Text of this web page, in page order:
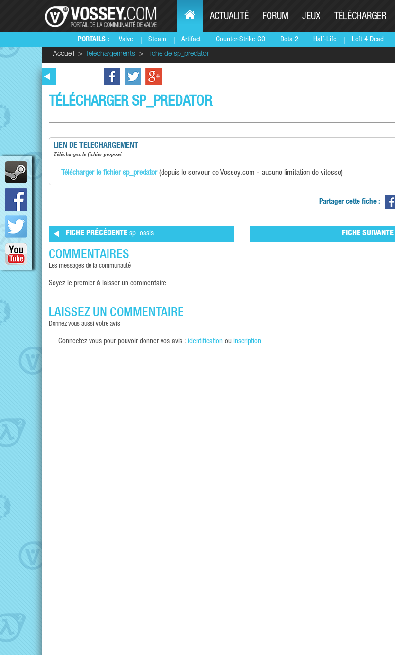
PORTAILS : Valve Steam Artifact Counter-Strike GO Dota 2 Half-Life Left 4 Dead
ACTUALITÉ FORUM JEUX TÉLÉCHARGER
Accueil Téléchargements Fiche de sp_predator
TÉLÉCHARGER SP_PREDATOR
LIEN DE TELECHARGEMENT
téléchargez le fichier proposé
Télécharger le fichier sp_predator(depuis le serveur de Vossey.com - aucune limitation de vitesse)
Partager cette fiche :
FICHE PRÉCÉDENTE sp_oasis FICHE SUIVANTE
COMMENTAIRES
les messages de la communauté
Soyez le premier à laisser un commentaire
LAISSEZ UN COMMENTAIRE
donnez vous aussi votre avis
Connectez vous pour pouvoir donner vos avis : identification ou inscription